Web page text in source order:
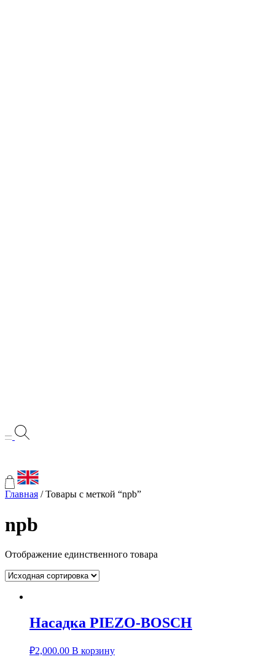
Главная / Товары с меткой “npb”
npb
Отображение единственного товара
Насадка PIEZO-BOSCH
₽2,000.00 В корзину